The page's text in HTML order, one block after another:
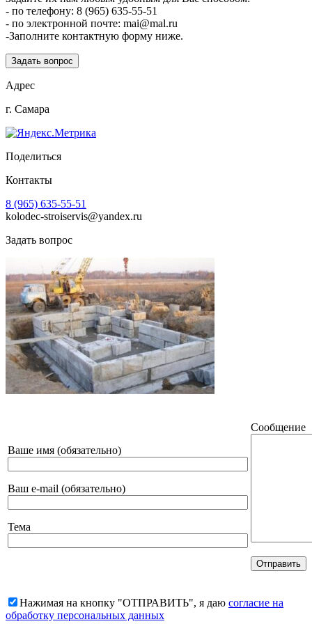
- по телефону: 8 (965) 635-55-51
- по электронной почте: mai@mal.ru
-Заполните контактную форму ниже.
Задать вопрос
Адрес
г. Самара
Поделиться
Контакты
8 (965) 635-55-51
kolodec-stroiservis@yandex.ru
Задать вопрос
Ваше имя (обязательно)
Ваш e-mail (обязательно)
Тема
Сообщение
Нажимая на кнопку "ОТПРАВИТЬ", я даю согласие на
обработку персональных данных